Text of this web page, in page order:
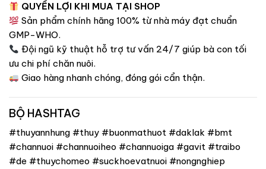
QUYỀN LỢI KHI MUA TẠI SHOP
Sản phẩm chính hãng 100% từ nhà máy đạt chuẩn
GMP-WHO.
Đội ngũ kỹ thuật hỗ trợ tư vấn 24/7 giúp bà con tối
ưu chi phí chăn nuôi.
Giao hàng nhanh chóng, đóng gói cẩn thận.
BỘ HASHTAG
#thuyannhung #thuy #buonmathuot #daklak #bmt
#channuoi #channuoiheo #channuoiga #gavit #traibo
#de #thuychomeo #suckhoevatnuoi #nongnghiep